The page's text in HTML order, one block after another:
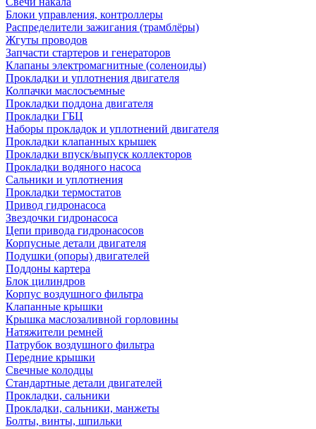
Блоки управления, контроллеры
Распределители зажигания (трамблёры)
Жгуты проводов
Запчасти стартеров и генераторов
Клапаны электромагнитные (соленоиды)
Прокладки и уплотнения двигателя
Колпачки маслосъемные
Прокладки поддона двигателя
Прокладки ГБЦ
Наборы прокладок и уплотнений двигателя
Прокладки клапанных крышек
Прокладки впуск/выпуск коллекторов
Прокладки водяного насоса
Сальники и уплотнения
Прокладки термостатов
Привод гидронасоса
Звездочки гидронасоса
Цепи привода гидронасосов
Корпусные детали двигателя
Подушки (опоры) двигателей
Поддоны картера
Блок цилиндров
Корпус воздушного фильтра
Клапанные крышки
Крышка маслозаливной горловины
Натяжители ремней
Патрубок воздушного фильтра
Передние крышки
Свечные колодцы
Стандартные детали двигателей
Прокладки, сальники
Прокладки, сальники, манжеты
Болты, винты, шпильки